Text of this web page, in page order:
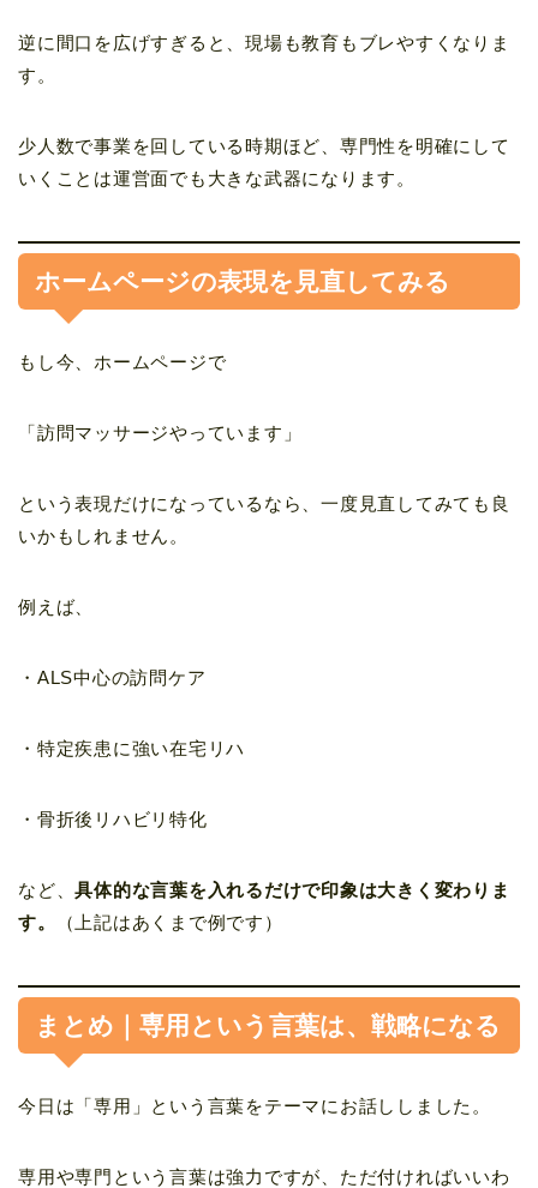
逆に間口を広げすぎると、現場も教育もブレやすくなりま
す。
少人数で事業を回している時期ほど、専門性を明確にして
いくことは運営面でも大きな武器になります。
ホームページの表現を見直してみる
もし今、ホームページで
「訪問マッサージやっています」
という表現だけになっているなら、一度見直してみても良
いかもしれません。
例えば、
・ALS中心の訪問ケア
・特定疾患に強い在宅リハ
・骨折後リハビリ特化
など、具体的な言葉を入れるだけで印象は大きく変わりま
す。
（上記はあくまで例です）
まとめ｜専用という言葉は、戦略になる
今日は「専用」という言葉をテーマにお話ししました。
専用や専門という言葉は強力ですが、ただ付ければいいわ